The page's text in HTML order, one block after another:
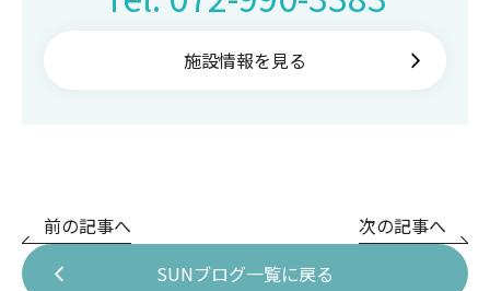
施設情報を見る
前の記事へ
SUNブログ一覧に戻る
次の記事へ